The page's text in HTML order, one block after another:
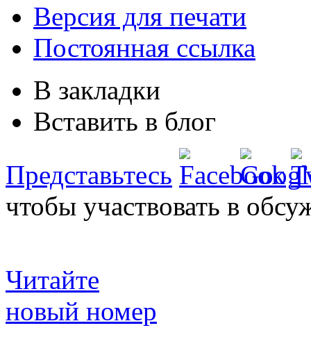
Версия для печати
Постоянная ссылка
В закладки
Вставить в блог
Представьтесь
чтобы участвовать в
Читайте
новый номер